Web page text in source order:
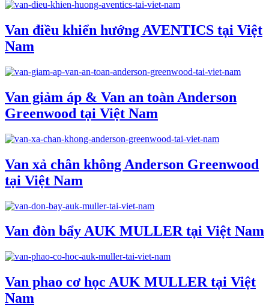
Van điều khiển hướng AVENTICS tại Việt
Nam
Van giảm áp & Van an toàn Anderson
Greenwood tại Việt Nam
Van xả chân không Anderson Greenwood
tại Việt Nam
Van đòn bẩy AUK MULLER tại Việt Nam
Van phao cơ học AUK MULLER tại Việt
Nam